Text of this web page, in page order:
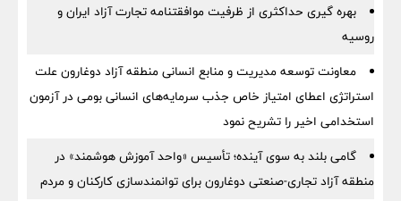
بهره گیری حداکثری از ظرفیت موافقتنامه تجارت آزاد ایران و
روسیه
معاونت توسعه مدیریت و منابع انسانی منطقه آزاد دوغارون علت
استراتژی اعطای امتیاز خاص جذب سرمایه‌های انسانی بومی در آزمون
استخدامی اخیر را تشریح نمود
گامی بلند به سوی آینده؛ تأسیس «واحد آموزش هوشمند» در
منطقه آزاد تجاری-صنعتی دوغارون برای توانمندسازی کارکنان و مردم